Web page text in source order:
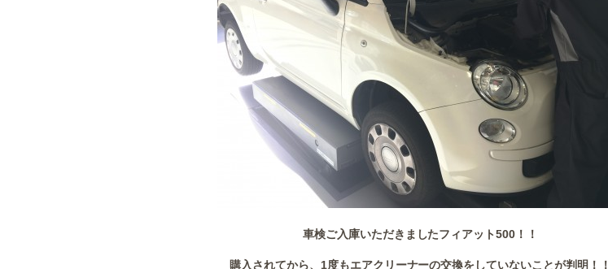
車検ご入庫いただきましたフィアット500！！
購入されてから、1度もエアクリーナーの交換をしていないことが判明！！